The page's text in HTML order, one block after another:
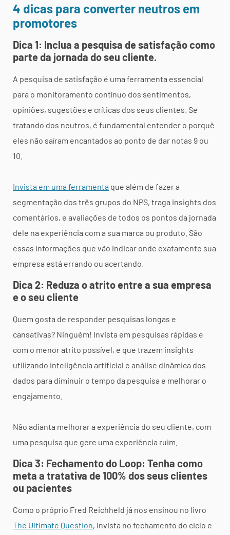
4 dicas para converter neutros em
promotores
Dica 1: Inclua a pesquisa de satisfação como
parte da jornada do seu cliente.
A pesquisa de satisfação é uma ferramenta essencial
para o monitoramento contínuo dos sentimentos,
opiniões, sugestões e críticas dos seus clientes. Se
tratando dos neutros, é fundamental entender o porquê
eles não saíram encantados ao ponto de dar notas 9 ou
10.
Invista em uma ferramenta que além de fazer a
segmentação dos três grupos do NPS, traga insights dos
comentários, e avaliações de todos os pontos da jornada
dele na experiência com a sua marca ou produto. São
essas informações que vão indicar onde exatamente sua
empresa está errando ou acertando.
Dica 2: Reduza o atrito entre a sua empresa
e o seu cliente
Quem gosta de responder pesquisas longas e
cansativas? Ninguém! Invista em pesquisas rápidas e
com o menor atrito possível, e que trazem insights
utilizando inteligência artificial e análise dinâmica dos
dados para diminuir o tempo da pesquisa e melhorar o
engajamento.
Não adianta melhorar a experiência do seu cliente, com
uma pesquisa que gere uma experiência ruim.
Dica 3: Fechamento do Loop: Tenha como
meta a tratativa de 100% dos seus clientes
ou pacientes
Como o próprio Fred Reichheld já nos ensinou no livro
The Ultimate Question, invista no fechamento do ciclo e